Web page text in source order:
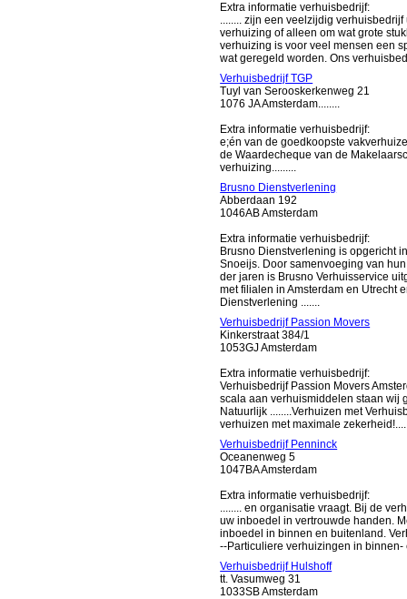
Extra informatie verhuisbedrijf:
........ zijn een veelzijdig
verhuizing of alleen om wat grote
verhuizing is voor veel mensen een
wat geregeld worden. Ons
Verhuisbedrijf TGP
Tuyl van Serooskerkenweg 21
1076 JA Amsterdam........
Extra informatie verhuisbedrijf:
e;én van de goedkoopste
de Waardecheque van de
verhuizing.........
Brusno Dienstverlening
Abberdaan 192
1046AB Amsterdam
Extra informatie verhuisbedrijf:
Brusno Dienstverlening is opgericht
Snoeijs. Door samenvoeging van
der jaren is Brusno Verhuisservice
met filialen in Amsterdam en Utrecht
Dienstverlening .......
Verhuisbedrijf Passion Movers
Kinkerstraat 384/1
1053GJ Amsterdam
Extra informatie verhuisbedrijf:
Verhuisbedrijf Passion Movers
scala aan verhuismiddelen staan wij
Natuurlijk ........Verhuizen met
verhuizen met maximale
Verhuisbedrijf Penninck
Oceanenweg 5
1047BA Amsterdam
Extra informatie verhuisbedrijf:
........ en organisatie vraagt. Bij de
uw inboedel in vertrouwde handen.
inboedel in binnen en buitenland.
--Particuliere verhuizingen in
Verhuisbedrijf Hulshoff
tt. Vasumweg 31
1033SB Amsterdam